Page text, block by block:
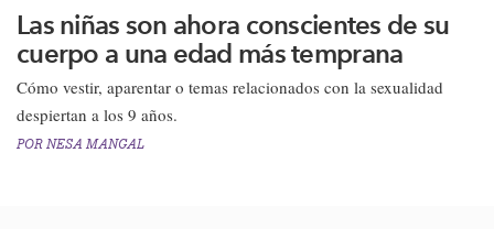
Las niñas son ahora conscientes de su
cuerpo a una edad más temprana
Cómo vestir, aparentar o temas relacionados con la sexualidad
despiertan a los 9 años.​
POR NESA MANGAL